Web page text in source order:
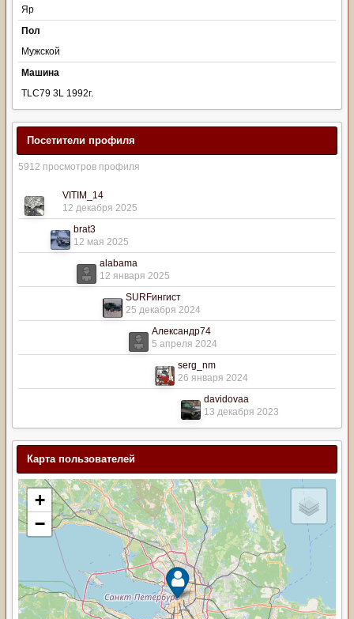
Яр
Пол
Мужской
Машина
TLC79 3L 1992г.
Посетители профиля
5912 просмотров профиля
VITIM_14
12 декабря 2025
brat3
12 мая 2025
alabama
12 января 2025
SURFингист
25 декабря 2024
Александр74
5 апреля 2024
serg_nm
26 января 2024
davidovaa
13 декабря 2023
Карта пользователей